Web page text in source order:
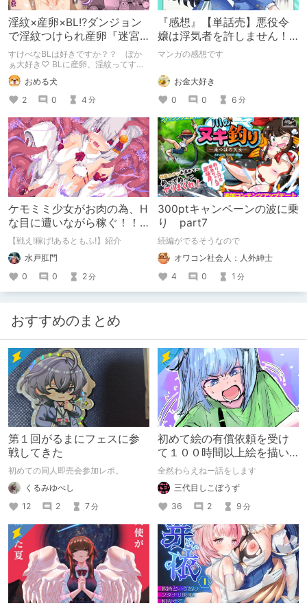
淫紋×産卵×BL⁉ダンジョン
で淫紋つけられ産卵『迷宮
のオレたち～強○発情モンス
ターと大量産卵の巻～』
すけべなBLは好きですか？？ ぼか
ぁ大好き♡ BLに産卵、淫紋ってすけ
べなBLを読みたい人の性癖に突き刺
さりまくるのでは？ そんなBLが読み
たい方におすすめの『迷宮のオレたち
～強○発情モンスターと大量産卵の巻
～』の感想です。
おめる犬
2
0 4 分
『感想』【単話売】悪役令
嬢は浮気者を許しません！ 1
話
マンガの感想です
お金大好き
0
0 6 分
ケモミミ少女がお肉の為、H
な目に遭いながら稼ぐ！！
戦闘エロRPG【戦え!稼げ!あ
るともふ!】
【戦え!稼げ!あるともふ!】紹介
水戸肛門
0
0 2分
300ptキャンペーンの波に乗
り part7
続編がでるそうなので
オワコン社会人：人外紳士
4
0 1 分
おすすめのまとめ
第１回がるまにフェスに参
戦してきた
初めての同人即売会参加レポ。
くるみゆべし
12
2 7分
初めて絵の有償依頼を受け
て１００時間以上絵を描い
た話
全然わらえねー話をします
三代目しこぼうず
36
2 9 分